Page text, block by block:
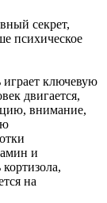
секрет,
психическое
ключевую
двигается,
внимание,
и
на